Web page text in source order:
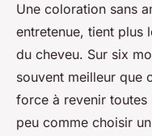
Une coloration sans
entretenue, tient plus
du cheveu. Sur six
souvent meilleur que
force à revenir toutes
peu comme choisir